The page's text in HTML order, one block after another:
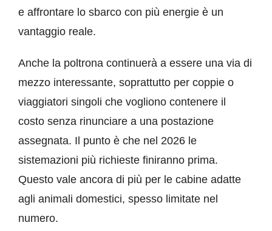
e affrontare lo sbarco con più energie è un
vantaggio reale.
Anche la poltrona continuerà a essere una via di
mezzo interessante, soprattutto per coppie o
viaggiatori singoli che vogliono contenere il
costo senza rinunciare a una postazione
assegnata. Il punto è che nel 2026 le
sistemazioni più richieste finiranno prima.
Questo vale ancora di più per le cabine adatte
agli animali domestici, spesso limitate nel
numero.